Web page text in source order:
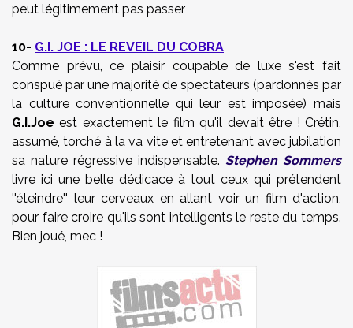
peut légitimement pas passer
10- G.I. JOE : LE REVEIL DU COBRA
Comme prévu, ce plaisir coupable de luxe s'est fait
conspué par une majorité de spectateurs (pardonnés par
la culture conventionnelle qui leur est imposée) mais
G.I.Joeest exactement le film qu'il devait être ! Crétin,
assumé, torché à la va vite et entretenant avec jubilation
sa nature régressive indispensable. Stephen Sommers
livre ici une belle dédicace à tout ceux qui prétendent
''éteindre'' leur cerveaux en allant voir un film d'action,
pour faire croire qu'ils sont intelligents le reste du temps.
Bien joué, mec !